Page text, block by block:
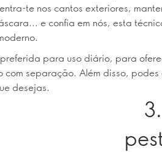
te nos cantos exteriores,
e confia em nós, esta
para uso diário, para
com separação. Além disso,
desejas.